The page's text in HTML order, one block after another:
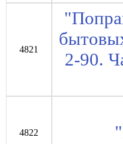
4821
2-90.
4822